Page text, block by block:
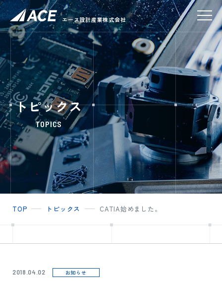
エース設計産業株式会社
トピックス
TOPICS
TOP トピックス CATIA始めました。
2018.04.02 お知らせ